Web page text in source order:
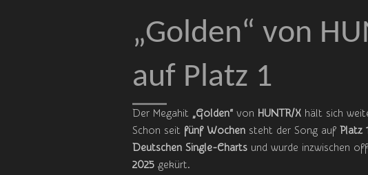
„Golden“ von
auf Platz 1
Der Megahit „Golden“ von HUNTR/X hält sich
Schon seit fünf Wochen steht der Song auf Platz
Deutschen Single-Charts und wurde inzwischen
2025 gekürt.